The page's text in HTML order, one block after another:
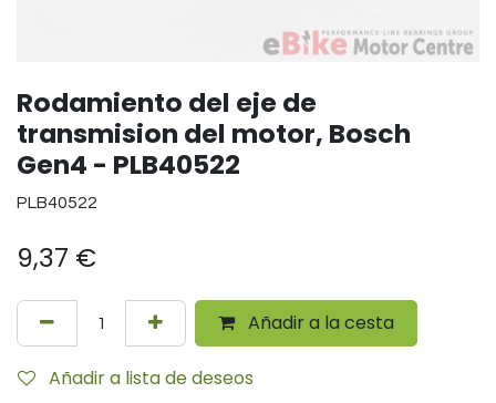
Rodamiento del eje de
transmision del motor, Bosch
Gen4 - PLB40522
PLB40522
9,37 €
Añadir a la cesta
Añadir a lista de deseos